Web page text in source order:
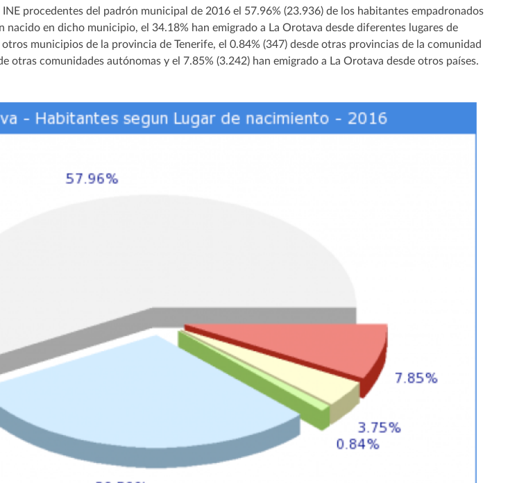
procedentes del padrón municipal de 2016 el 57.96% (23.936) de los habitantes empadronados
nacido en dicho municipio, el 34.18% han emigrado a La Orotava desde diferentes lugares de
otros municipios de la provincia de Tenerife, el 0.84% (347) desde otras provincias de la comunidad
otras comunidades autónomas y el 7.85% (3.242) han emigrado a La Orotava desde otros países.